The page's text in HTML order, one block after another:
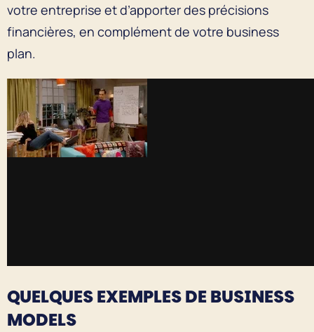
votre entreprise et d’apporter des précisions
financières, en complément de votre business
plan.
QUELQUES EXEMPLES DE BUSINESS
MODELS